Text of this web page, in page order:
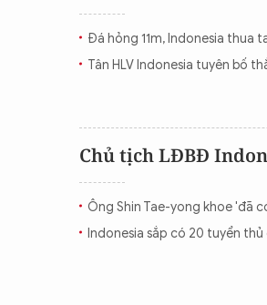
Đá hỏng 11m, Indonesia thua
Tân HLV Indonesia tuyên bố
Chủ tịch LĐBĐ
Ông Shin Tae-yong khoe 'đã
Indonesia sắp có 20 tuyển thủ